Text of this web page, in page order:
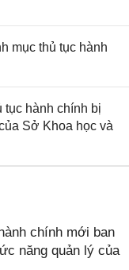
mục thủ tục hành
tục hành chính bị
Sở Khoa học và
chính mới ban
năng quản lý của